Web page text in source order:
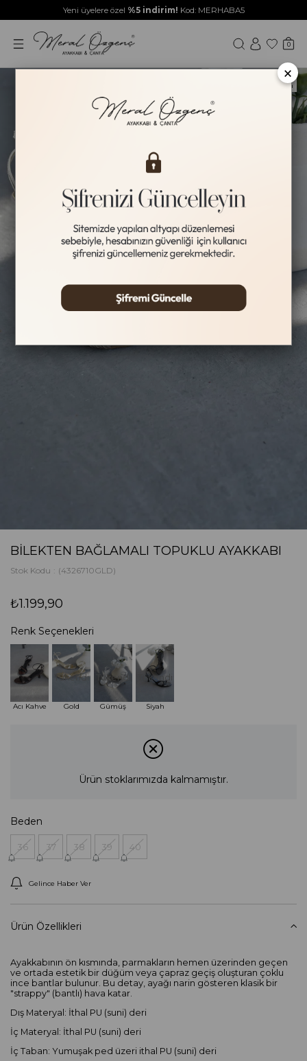
Yeni üyelere özel %5 indirim! Kod: MERHABA5
0
Yeni Ürün
BILEKTEN BAĞLAMALI TOPUKLU AYAKKABI
Stok Kodu (4326710GLD)
₺1.199,90
Renk Seçenekleri
Acı Kahve
Tükendi
Gold
Tükendi
Gümüş
Tükendi
Siyah
Ürün stoklarımızda kalmamıştır.
Beden
36 37 38 39 40
Gelince Haber Ver
Ürün Özellikleri
Ayakkabının ön kısmında, parmakların hemen üzerinden geçen
ve ortada estetik bir düğüm veya çapraz geçiş oluşturan çoklu
ince bantlar bulunur. Bu detay, ayağı narin gösteren klasik bir
"strappy" (bantlı) hava katar.
Dış Materyal: İthal PU (suni) deri
İç Materyal: İthal PU (suni) deri
İç Taban: Yumuşak ped üzeri ithal PU (suni) deri
×